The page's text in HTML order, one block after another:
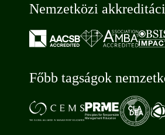
Nemzetközi
Főbb tagságok